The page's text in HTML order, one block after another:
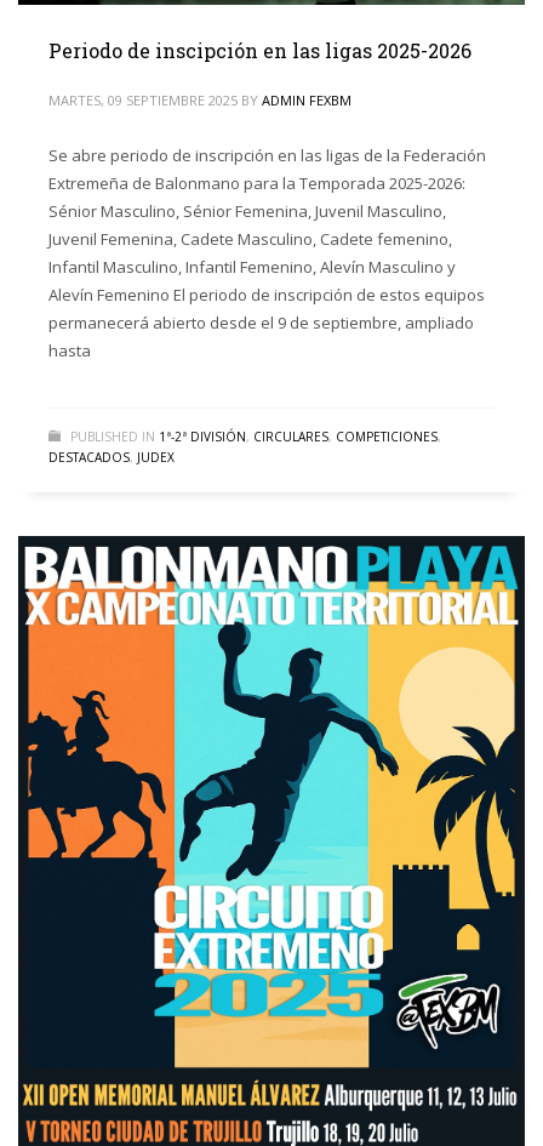
Periodo de inscipción en las ligas 2025-2026
MARTES, 09 SEPTIEMBRE 2025 BY ADMIN FEXBM
Se abre periodo de inscripción en las ligas de la Federación
Extremeña de Balonmano para la Temporada 2025-2026:
Sénior Masculino, Sénior Femenina, Juvenil Masculino,
Juvenil Femenina, Cadete Masculino, Cadete femenino,
Infantil Masculino, Infantil Femenino, Alevín Masculino y
Alevín Femenino El periodo de inscripción de estos equipos
permanecerá abierto desde el 9 de septiembre, ampliado
hasta
PUBLISHED IN 1ª-2ª DIVISIÓN, CIRCULARES, COMPETICIONES,
DESTACADOS, JUDEX